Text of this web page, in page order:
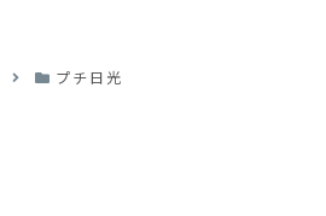
プチ日光